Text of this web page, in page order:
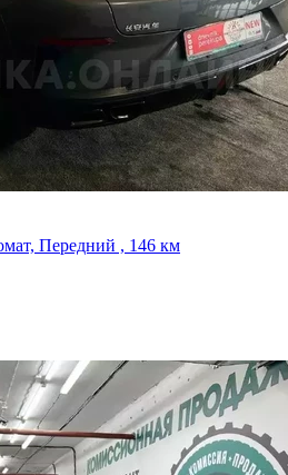
Передний , 146 км